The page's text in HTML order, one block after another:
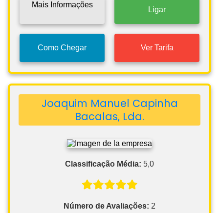
Mais Informações
Ligar
Como Chegar Ver Tarifa
Joaquim Manuel Capinha
Bacalas, Lda.
Classificação Média: 5,0
Número de Avaliações: 2